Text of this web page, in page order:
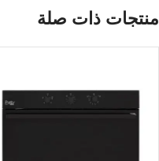
منتجات ذات صلة